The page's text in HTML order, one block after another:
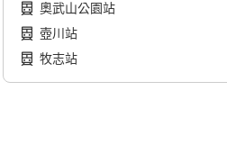
奧武山公園站
壺川站
牧志站